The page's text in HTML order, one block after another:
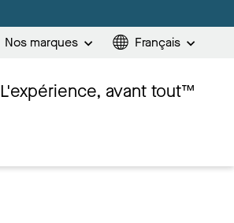
Nos marques Français
L'expérience, avant tout™